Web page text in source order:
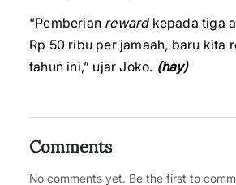
“Pemberian rewardkepada tiga
Rp 50 ribu per jamaah, baru kita
tahun ini,” ujar Joko. (hay)
Comments
No comments yet. Be the first to